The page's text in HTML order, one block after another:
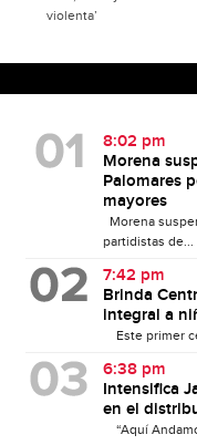
violenta’
8:02 pm
Morena
Palomares
mayores
Morena
partidistas de...
7:42 pm
Brinda
integral a
Este primer
6:38 pm
Intensifica
en el
“Aquí